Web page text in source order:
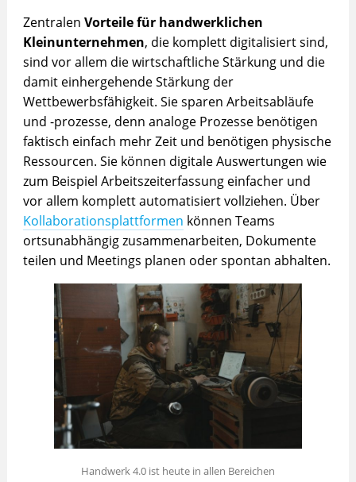
Zentralen Vorteile für handwerklichen
Kleinunternehmen, die komplett digitalisiert sind,
sind vor allem die wirtschaftliche Stärkung und die
damit einhergehende Stärkung der
Wettbewerbsfähigkeit. Sie sparen Arbeitsabläufe
und -prozesse, denn analoge Prozesse benötigen
faktisch einfach mehr Zeit und benötigen physische
Ressourcen. Sie können digitale Auswertungen wie
zum Beispiel Arbeitszeiterfassung einfacher und
vor allem komplett automatisiert vollziehen. Über
Kollaborationsplattformen können Teams
ortsunabhängig zusammenarbeiten, Dokumente
teilen und Meetings planen oder spontan abhalten.
Handwerk 4.0 ist heute in allen Bereichen